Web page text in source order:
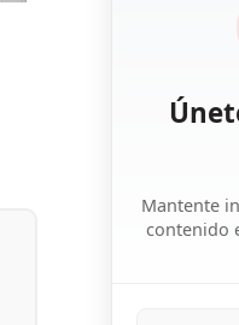
Mantente
contenido